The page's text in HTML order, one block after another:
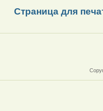
Страница для